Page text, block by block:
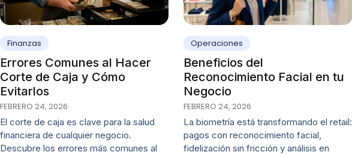
Finanzas
Errores Comunes al Hacer
Corte de Caja y Cómo
Evitarlos
FEBRERO 24, 2026
El corte de caja es clave para la salud
financiera de cualquier negocio.
Descubre los errores más comunes al
Operaciones
Beneficios del
Reconocimiento Facial en tu
Negocio
FEBRERO 24, 2026
La biometría está transformando el retail:
pagos con reconocimiento facial,
fidelización sin fricción y análisis en